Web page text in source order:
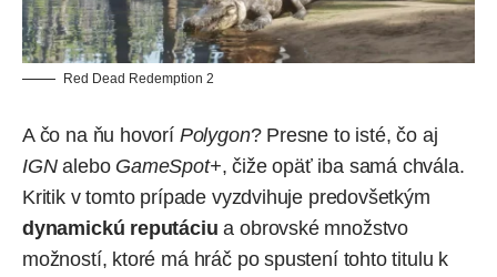
Red Dead Redemption 2
A čo na ňu hovorí Polygon? Presne to isté, čo aj
IGNalebo GameSpot+, čiže opäť iba samá chvála.
Kritik v tomto prípade vyzdvihuje predovšetkým
dynamickú reputáciu a obrovské množstvo
možností, ktoré má hráč po spustení tohto titulu k